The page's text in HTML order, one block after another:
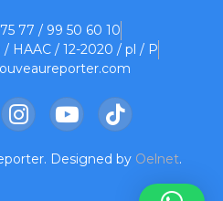
77 / 99 50 60 10
HAAC / 12-2020 / pl / P
InstagramYouTubeTikTok
Designed by Oelnet.